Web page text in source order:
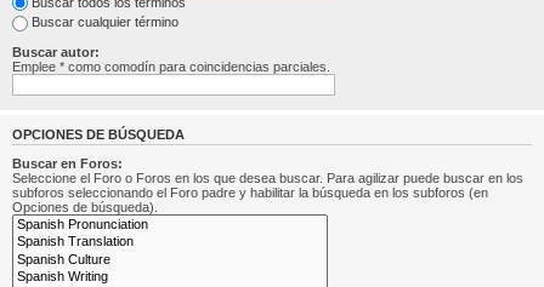
Buscar cualquier término
Buscar autor:
Emplee * como comodín para coincidencias parciales.
OPCIONES DE BÚSQUEDA
Buscar en Foros:
Seleccione el Foro o Foros en los que desea buscar. Para agilizar puede buscar en los
subforos seleccionando el Foro padre y habilitar la búsqueda en los subforos (en
Opciones de búsqueda).